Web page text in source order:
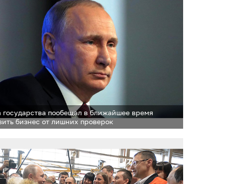
государства пообещал в ближайшее время
бизнес от лишних проверок